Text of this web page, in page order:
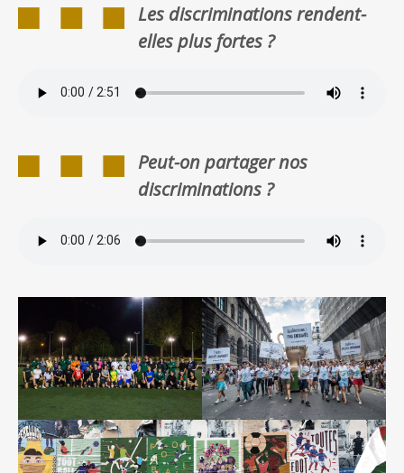
Les discriminations rendent-
elles plus fortes ?
Peut-on partager nos
discriminations ?